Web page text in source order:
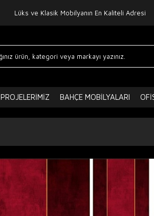
Lüks ve Klasik Mobilyanın En Kaliteli Adresi
PROJELERIMIZ BAHÇE MOBILYALARI